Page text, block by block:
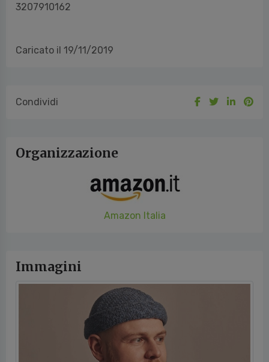
3207910162
Caricato il 19/11/2019
Condividi
Organizzazione
Amazon Italia
Immagini